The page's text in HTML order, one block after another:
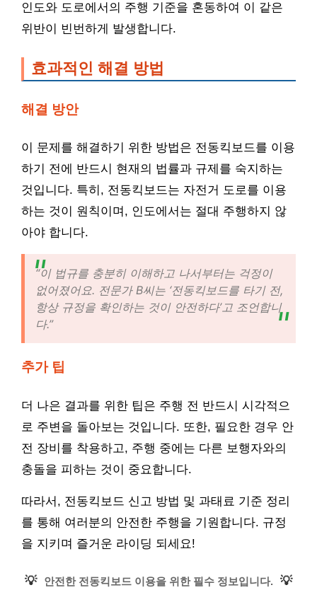
인도와 도로에서의 주행 기준을 혼동하여 이 같은
위반이 빈번하게 발생합니다.
효과적인 해결 방법
해결 방안
이 문제를 해결하기 위한 방법은 전동킥보드를 이용
하기 전에 반드시 현재의 법률과 규제를 숙지하는
것입니다. 특히, 전동킥보드는 자전거 도로를 이용
하는 것이 원칙이며, 인도에서는 절대 주행하지 않
아야 합니다.
“이 법규를 충분히 이해하고 나서부터는 걱정이
없어졌어요. 전문가 B씨는 ‘전동킥보드를 타기 전,
항상 규정을 확인하는 것이 안전하다’고 조언합니
다.”
추가 팁
더 나은 결과를 위한 팁은 주행 전 반드시 시각적으
로 주변을 돌아보는 것입니다. 또한, 필요한 경우 안
전 장비를 착용하고, 주행 중에는 다른 보행자와의
충돌을 피하는 것이 중요합니다.
따라서, 전동킥보드 신고 방법 및 과태료 기준 정리
를 통해 여러분의 안전한 주행을 기원합니다. 규정
을 지키며 즐거운 라이딩 되세요!
💡 안전한 전동킥보드 이용을 위한 필수 정보입니다. 💡